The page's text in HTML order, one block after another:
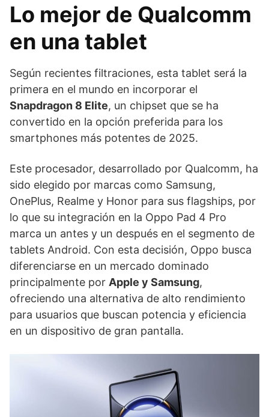
Lo mejor de Qualcomm
en una tablet
Según recientes filtraciones, esta tablet será la
primera en el mundo en incorporar el
Snapdragon 8 Elite, un chipset que se ha
convertido en la opción preferida para los
smartphones más potentes de 2025.
Este procesador, desarrollado por Qualcomm, ha
sido elegido por marcas como Samsung,
OnePlus, Realme y Honor para sus flagships, por
lo que su integración en la Oppo Pad 4 Pro
marca un antes y un después en el segmento de
tablets Android. Con esta decisión, Oppo busca
diferenciarse en un mercado dominado
principalmente por Apple y Samsung,
ofreciendo una alternativa de alto rendimiento
para usuarios que buscan potencia y eficiencia
en un dispositivo de gran pantalla.